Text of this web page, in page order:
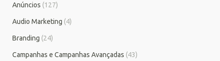
Anúncios (127)
Audio Marketing (4)
Branding (24)
Campanhas e Campanhas Avançadas (43)